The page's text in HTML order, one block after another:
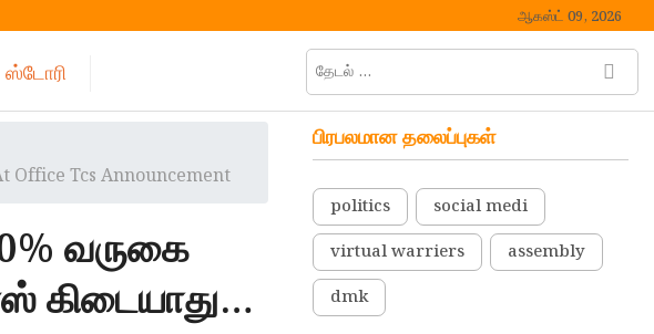
ஆகஸ்ட் 09, 2026
தேடல்
… M
e
u
Office Tcs Announcement
வருகை
கிடையாது…
பிரபலமான தலைப்புகள்
politics
social medi
virtual warriers
assembly
dmk